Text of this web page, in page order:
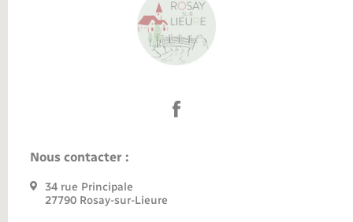
Nous contacter :
34 rue Principale
27790 Rosay-sur-Lieure